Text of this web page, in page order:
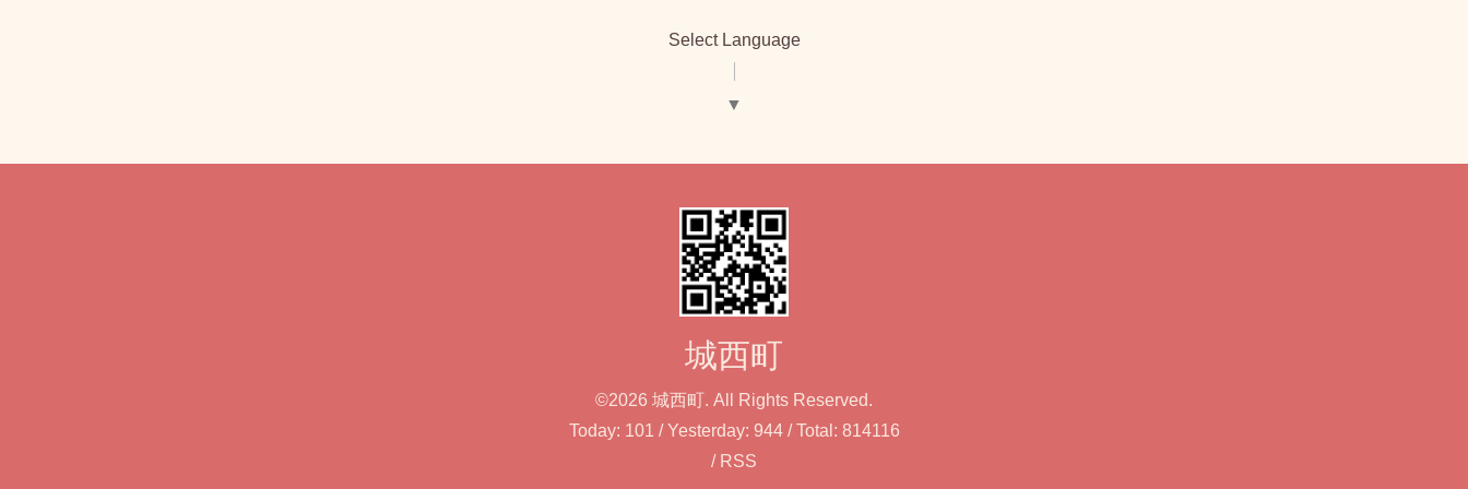
Select Language
▼
城西町
©2026 城西町. All Rights Reserved.
Today: 101 / Yesterday: 944/ Total: 814116
/ RSS